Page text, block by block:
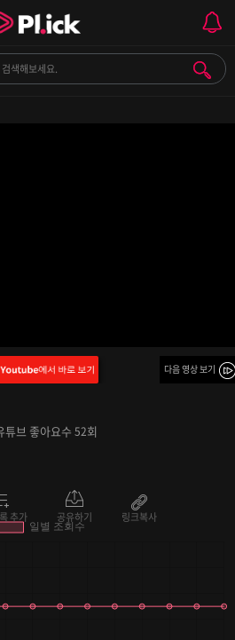
장하는 상쾌한 주말 오후의
다음 영상 보기
튜브 좋아요수 52회
추가 공유하기 링크복사